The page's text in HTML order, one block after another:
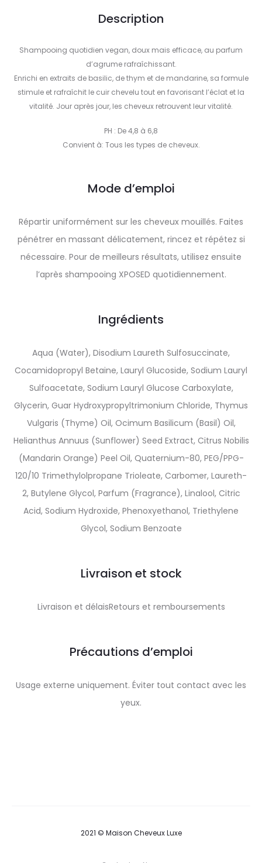
Description
Shampooing quotidien vegan, doux mais efficace, au parfum
d’agrume rafraîchissant.
Enrichi en extraits de basilic, de thym et de mandarine, sa formule
stimule et rafraîchit le cuir chevelu tout en favorisant l’éclat et la
vitalité. Jour après jour, les cheveux retrouvent leur vitalité.
PH : De 4,8 à 6,8
Convient à: Tous les types de cheveux.
Mode d’emploi
Répartir uniformément sur les cheveux mouillés. Faites
pénétrer en massant délicatement, rincez et répétez si
nécessaire. Pour de meilleurs résultats, utilisez ensuite
l’après shampooing XPOSED quotidiennement.
Ingrédients
Aqua (Water), Disodium Laureth Sulfosuccinate,
Cocamidopropyl Betaine, Lauryl Glucoside, Sodium Lauryl
Sulfoacetate, Sodium Lauryl Glucose Carboxylate,
Glycerin, Guar Hydroxypropyltrimonium Chloride, Thymus
Vulgaris (Thyme) Oil, Ocimum Basilicum (Basil) Oil,
Helianthus Annuus (Sunflower) Seed Extract, Citrus Nobilis
(Mandarin Orange) Peel Oil, Quaternium-80, PEG/PPG-
120/10 Trimethylolpropane Trioleate, Carbomer, Laureth-
2, Butylene Glycol, Parfum (Fragrance), Linalool, Citric
Acid, Sodium Hydroxide, Phenoxyethanol, Triethylene
Glycol, Sodium Benzoate
Livraison et stock
Livraison et délaisRetours et remboursements
Précautions d’emploi
Usage externe uniquement. Éviter tout contact avec les
yeux.
2021 © Maison Cheveux Luxe